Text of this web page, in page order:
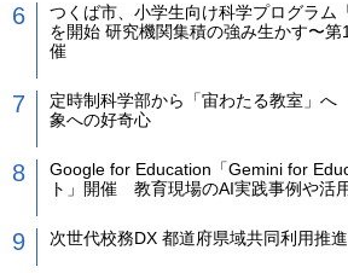
つくば市、小学生向け科学プログラム
を開始 研究機関集積の強み生かす〜
催
定時制科学部から「宙わたる教室」
象への好奇心
Google for Education「Gemini for
ト」開催 教育現場のAI実践事例や活
次世代校務DX 都道府県域共同利用推